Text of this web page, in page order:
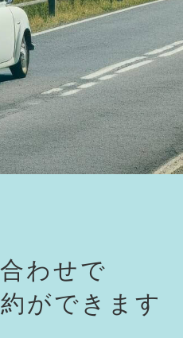
わせで
ができます